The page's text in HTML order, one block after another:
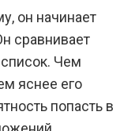
он начинает
сравнивает
Чем
яснее его
попасть в